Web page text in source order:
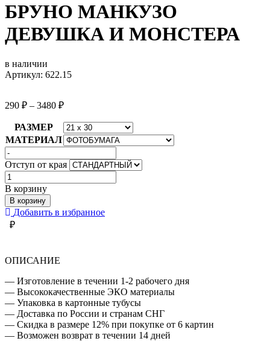
БРУНО МАНКУЗО
ДЕВУШКА И МОНСТЕРА
в наличии
Артикул: 622.15
290 ₽ – 3480 ₽
РАЗМЕР
МАТЕРИАЛ
Отступ от края
Количество
товара
БРУНО
МАНКУЗО
ДЕВУШКА
И
В корзину
В корзину
Добавить в избранное
₽
ОПИСАНИЕ
— Изготовление в течении 1-2 рабочего дня
— Высококачественные ЭКО материалы
— Упаковка в картонные тубусы
— Доставка по России и странам СНГ
— Скидка в размере 12% при покупке от 6 картин
— Возможен возврат в течении 14 дней